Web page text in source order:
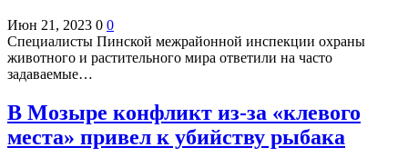
Июн 21, 2023 0 0
Специалисты Пинской межрайонной инспекции охраны
животного и растительного мира ответили на часто
задаваемые…
В Мозыре конфликт из-за «клевого
места» привел к убийству рыбака